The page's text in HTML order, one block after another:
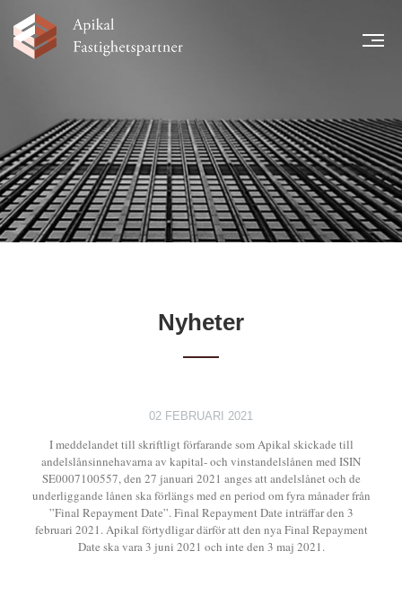
NYHETER
LÅNTAGARE
TEAM
LEGAL INFORMATION
FINANSIELL INFORMATION
Nyheter
02 FEBRUARI 2021
I meddelandet till skriftligt förfarande som Apikal skickade till
andelslånsinnehavarna av kapital- och vinstandelslånen med ISIN
SE0007100557, den 27 januari 2021 anges att andelslånet och de
underliggande lånen ska förlängs med en period om fyra månader från
”Final Repayment Date”. Final Repayment Date inträffar den 3
februari 2021. Apikal förtydligar därför att den nya Final Repayment
Date ska vara 3 juni 2021 och inte den 3 maj 2021.